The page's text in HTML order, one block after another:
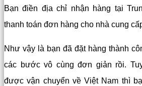
Bạn điền địa chỉ nhận hàng tại
thanh toán đơn hàng cho nhà cung
Như vậy là bạn đã đặt hàng thành
các bước vô cùng đơn giản rồi.
được vận chuyển về Việt Nam thì